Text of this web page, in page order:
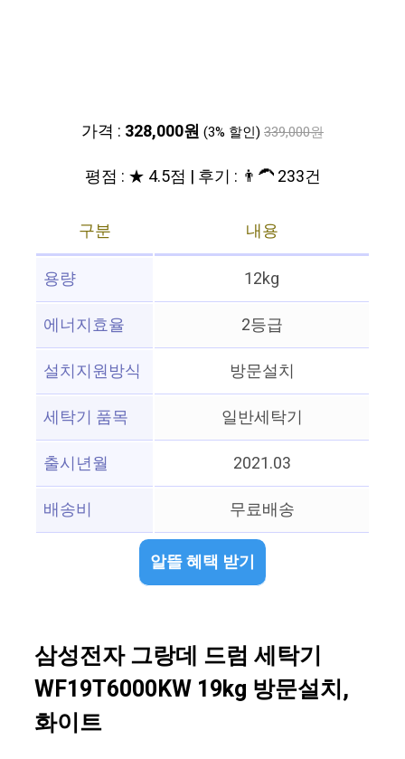
가격 : 328,000원 (3% 할인) 339,000원
평점 : ★ 4.5점 | 후기 : 👨‍🦱 233건
구분
내용
용량
12kg
에너지효율
2등급
설치지원방식
방문설치
세탁기 품목
일반세탁기
출시년월
2021.03
배송비
무료배송
알뜰 혜택 받기
삼성전자 그랑데 드럼 세탁기
WF19T6000KW 19kg 방문설치,
화이트